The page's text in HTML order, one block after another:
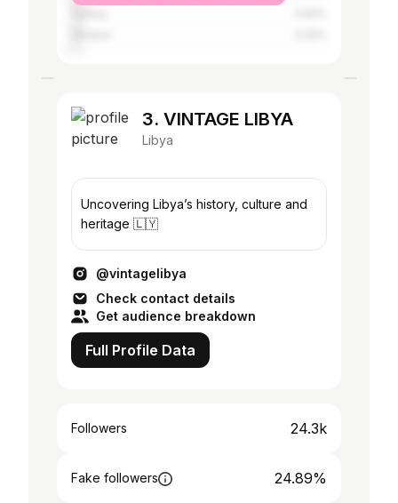
3. VINTAGE LIBYA
Libya
Uncovering Libya’s history, culture and
heritage 🇱🇾
@vintagelibya
Check contact details
Get audience breakdown
Full Profile Data
Followers 24.3k
Fake followers 24.89%